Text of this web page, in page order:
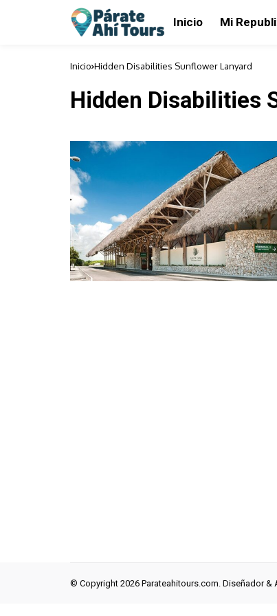
Inicio Mi
Inicio Hidden Disabilities Sunflower Lanyard
Hidden Disabilities
© Copyright 2026 Parateahitours.com. Diseñador &